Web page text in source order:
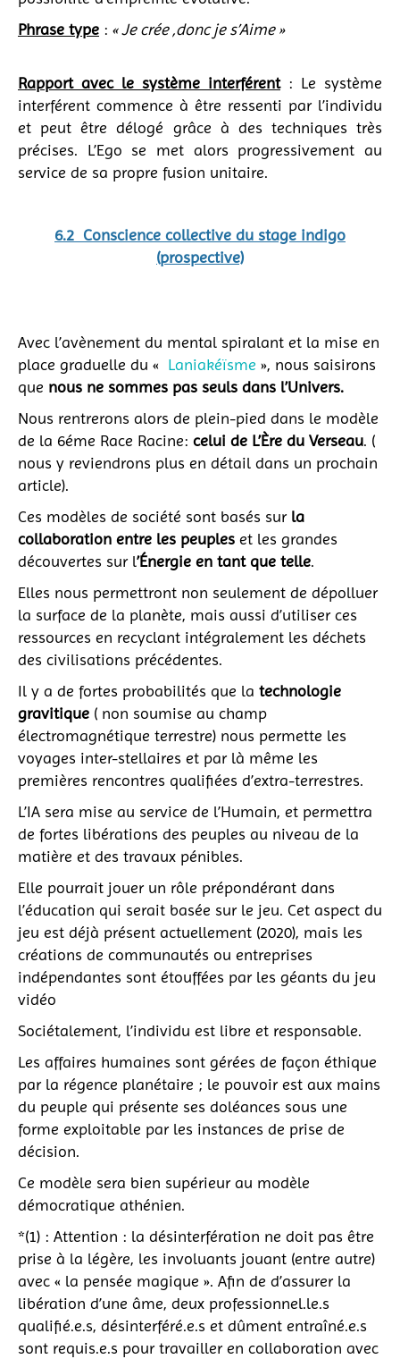
Phrase type : « Je crée ,donc je s’Aime »
Rapport avec le système interférent: Le système
interférent commence à être ressenti par l’individu
et peut être délogé grâce à des techniques très
précises. L’Ego se met alors progressivement au
service de sa propre fusion unitaire.
6.2 Conscience collective du stage indigo
(prospective)
Avec l’avènement du mental spiralant et la mise en
place graduelle du « Laniakéïsme », nous saisirons
que nous ne sommes pas seuls dans l’Univers.
Nous rentrerons alors de plein-pied dans le modèle
de la 6éme Race Racine: celui de L’Ère du Verseau. (
nous y reviendrons plus en détail dans un prochain
article).
Ces modèles de société sont basés sur la
collaboration entre les peuples et les grandes
découvertes sur l’Énergie en tant que telle.
Elles nous permettront non seulement de dépolluer
la surface de la planète, mais aussi d’utiliser ces
ressources en recyclant intégralement les déchets
des civilisations précédentes.
Il y a de fortes probabilités que la technologie
gravitique ( non soumise au champ
électromagnétique terrestre) nous permette les
voyages inter-stellaires et par là même les
premières rencontres qualifiées d’extra-terrestres.
L’IA sera mise au service de l’Humain, et permettra
de fortes libérations des peuples au niveau de la
matière et des travaux pénibles.
Elle pourrait jouer un rôle prépondérant dans
l’éducation qui serait basée sur le jeu. Cet aspect du
jeu est déjà présent actuellement (2020), mais les
créations de communautés ou entreprises
indépendantes sont étouffées par les géants du jeu
vidéo
Sociétalement, l’individu est libre et responsable.
Les affaires humaines sont gérées de façon éthique
par la régence planétaire ; le pouvoir est aux mains
du peuple qui présente ses doléances sous une
forme exploitable par les instances de prise de
décision.
Ce modèle sera bien supérieur au modèle
démocratique athénien.
*(1) : Attention : la désinterfération ne doit pas être
prise à la légère, les involuants jouant (entre autre)
avec « la pensée magique ». Afin de d’assurer la
libération d’une âme, deux professionnel.le.s
qualifié.e.s, désinterféré.e.s et dûment entraîné.e.s
sont requis.e.s pour travailler en collaboration avec